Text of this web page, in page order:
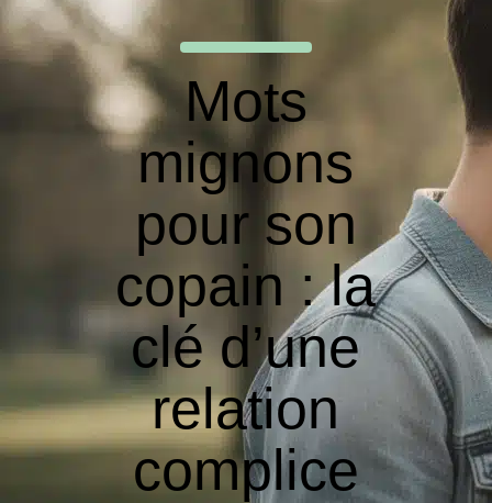
Mots
mignons
pour son
copain : la
clé d’une
relation
complice